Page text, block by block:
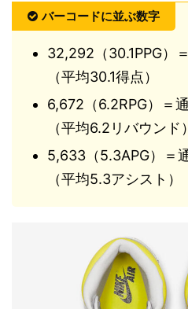
バーコードに並ぶ数字
32,292（30.1PPG）
（平均30.1得点）
6,672（6.2RPG）＝
（平均6.2リバウンド）
5,633（5.3APG）＝
（平均5.3アシスト）